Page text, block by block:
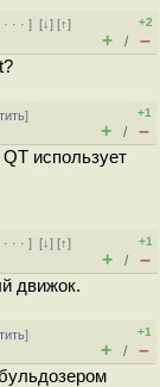
· · ·][↓] [↑]
+2
+ / –
]
+1
+ / –
использует
· · ·][↓] [↑]
+1
+ / –
движок.
]
+1
+ / –